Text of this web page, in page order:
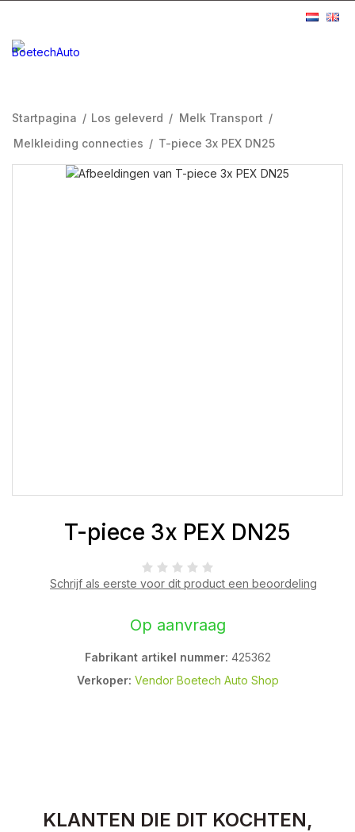
Startpagina / Los geleverd / Melk Transport /
Melkleiding connecties / T-piece 3x PEX DN25
T-piece 3x PEX DN25
Schrijf als eerste voor dit product een beoordeling
Op aanvraag
Fabrikant artikel nummer: 425362
Verkoper: Vendor Boetech Auto Shop
KLANTEN DIE DIT KOCHTEN,